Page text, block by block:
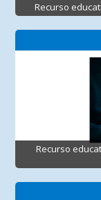
Recurso
Recurso